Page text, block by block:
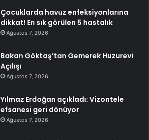
Çocuklarda havuz enfeksiyonlarına
dikkat! En sık görülen 5 hastalık
Ağustos 7, 2026
Bakan Göktaş’tan Gemerek Huzurevi
Açılışı
Ağustos 7, 2026
Yılmaz Erdoğan açıkladı: Vizontele
efsanesi geri dönüyor
Ağustos 7, 2026